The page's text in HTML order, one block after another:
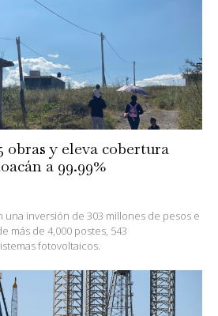
obras y eleva cobertura
a 99.99%
inversión de 303 millones de pesos e
más de 4,000 postes, 543
fotovoltaicos.